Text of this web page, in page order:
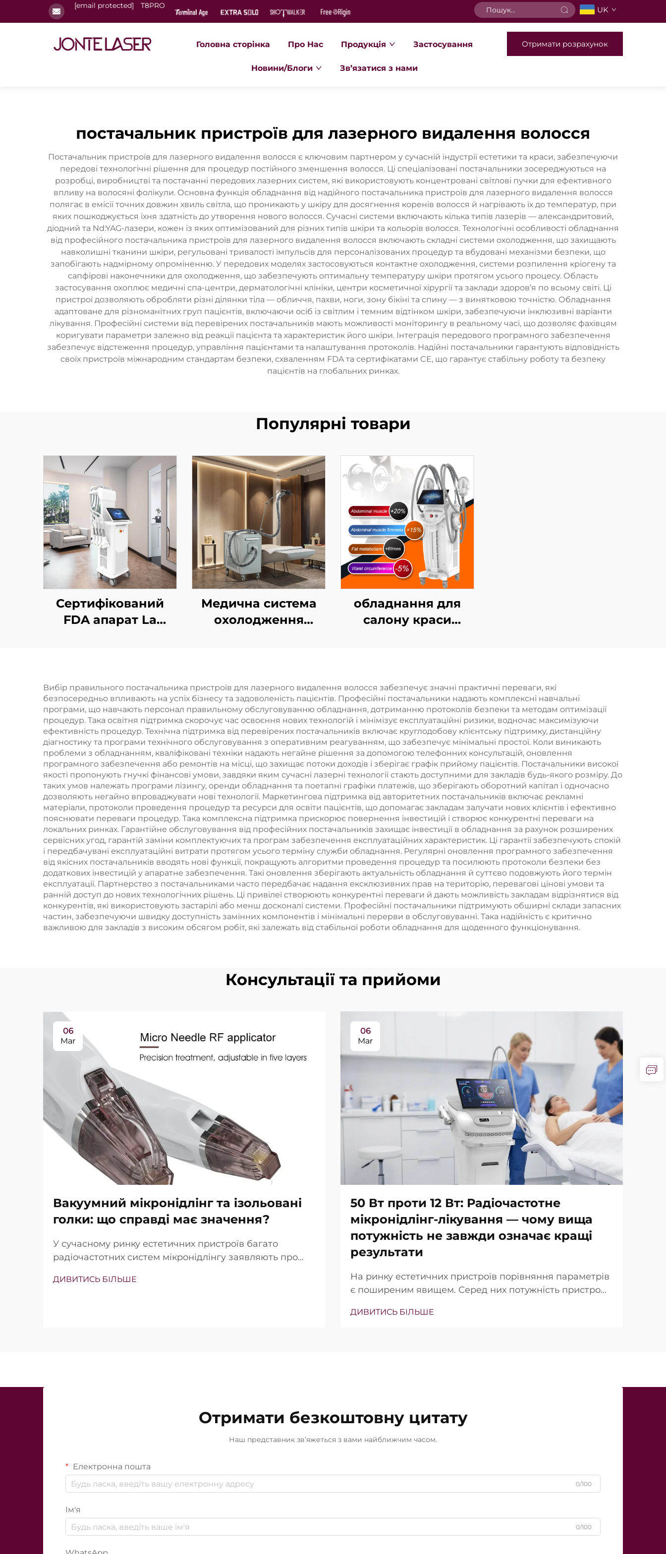
[email protected] T8PRO UK
Головна сторінка Про Нас Продукція Застосування
Новини/Блоги Зв’язатися з нами
Отримати розрахунок
постачальник пристроїв для лазерного видалення волосся
Постачальник пристроїв для лазерного видалення волосся є ключовим партнером у сучасній індустрії естетики та краси, забезпечуючи
передові технологічні рішення для процедур постійного зменшення волосся. Ці спеціалізовані постачальники зосереджуються на
розробці, виробництві та постачанні передових лазерних систем, які використовують концентровані світлові пучки для ефективного
впливу на волосяні фолікули. Основна функція обладнання від надійного постачальника пристроїв для лазерного видалення волосся
полягає в емісії точних довжин хвиль світла, що проникають у шкіру для досягнення коренів волосся й нагрівають їх до температур, при
яких пошкоджується їхня здатність до утворення нового волосся. Сучасні системи включають кілька типів лазерів — александритовий,
діодний та Nd:YAG-лазери, кожен із яких оптимізований для різних типів шкіри та кольорів волосся. Технологічні особливості обладнання
від професійного постачальника пристроїв для лазерного видалення волосся включають складні системи охолодження, що захищають
навколишні тканини шкіри, регульовані тривалості імпульсів для персоналізованих процедур та вбудовані механізми безпеки, що
запобігають надмірному опроміненню. У передових моделях застосовуються контактне охолодження, системи розпилення кріогену та
сапфірові наконечники для охолодження, що забезпечують оптимальну температуру шкіри протягом усього процесу. Область
застосування охоплює медичні спа-центри, дерматологічні клініки, центри косметичної хірургії та заклади здоров’я по всьому світі. Ці
пристрої дозволяють обробляти різні ділянки тіла — обличчя, пахви, ноги, зону бікіні та спину — з винятковою точністю. Обладнання
адаптоване для різноманітних груп пацієнтів, включаючи осіб із світлим і темним відтінком шкіри, забезпечуючи інклюзивні варіанти
лікування. Професійні системи від перевірених постачальників мають можливості моніторингу в реальному часі, що дозволяє фахівцям
коригувати параметри залежно від реакції пацієнта та характеристик його шкіри. Інтеграція передового програмного забезпечення
забезпечує відстеження процедур, управління пацієнтами та налаштування протоколів. Надійні постачальники гарантують відповідність
своїх пристроїв міжнародним стандартам безпеки, схваленням FDA та сертифікатами CE, що гарантує стабільну роботу та безпеку
пацієнтів на глобальних ринках.
Популярні товари
Сертифікований
FDA апарат La
целюліту за
допомогою
діодного лазера
1060 нм,
призначений для
контурної корекції
та схуднення
Медична система
охолодження
та епідермального
захисту,
безперервне
безконтактне
використання в
клініці
обладнання для
салону краси
(EMS), 3 Тесла, 4
ручки
Вибір правильного постачальника пристроїв для лазерного видалення волосся забезпечує значні практичні переваги, які
безпосередньо впливають на успіх бізнесу та задоволеність пацієнтів. Професійні постачальники надають комплексні навчальні
програми, що навчають персонал правильному обслуговуванню обладнання, дотриманню протоколів безпеки та методам оптимізації
процедур. Така освітня підтримка скорочує час освоєння нових технологій і мінімізує експлуатаційні ризики, водночас максимізуючи
ефективність процедур. Технічна підтримка від перевірених постачальників включає круглодобову клієнтську підтримку, дистанційну
діагностику та програми технічного обслуговування з оперативним реагуванням, що забезпечує мінімальні простої. Коли виникають
проблеми з обладнанням, кваліфіковані техніки надають негайне рішення за допомогою телефонних консультацій, оновлення
програмного забезпечення або ремонтів на місці, що захищає потоки доходів і зберігає графік прийому пацієнтів. Постачальники високої
якості пропонують гнучкі фінансові умови, завдяки яким сучасні лазерні технології стають доступними для закладів будь-якого розміру. До
таких умов належать програми лізингу, оренди обладнання та поетапні графіки платежів, що зберігають оборотний капітал і одночасно
дозволяють негайно впроваджувати нові технології. Маркетингова підтримка від авторитетних постачальників включає рекламні
матеріали, протоколи проведення процедур та ресурси для освіти пацієнтів, що допомагає закладам залучати нових клієнтів і ефективно
пояснювати переваги процедур. Така комплексна підтримка прискорює повернення інвестицій і створює конкурентні переваги на
локальних ринках. Гарантійне обслуговування від професійних постачальників захищає інвестиції в обладнання за рахунок розширених
сервісних угод, гарантій заміни комплектуючих та програм забезпечення експлуатаційних характеристик. Ці гарантії забезпечують спокій
і передбачувані експлуатаційні витрати протягом усього терміну служби обладнання. Регулярні оновлення програмного забезпечення
від якісних постачальників вводять нові функції, покращують алгоритми проведення процедур та посилюють протоколи безпеки без
додаткових інвестицій у апаратне забезпечення. Такі оновлення зберігають актуальність обладнання й суттєво подовжують його термін
експлуатації. Партнерство з постачальниками часто передбачає надання ексклюзивних прав на територію, перевагові цінові умови та
ранній доступ до нових технологічних рішень. Ці привілеї створюють конкурентні переваги й дають можливість закладам відрізнятися від
конкурентів, які використовують застарілі або менш досконалі системи. Професійні постачальники підтримують обширні склади запасних
частин, забезпечуючи швидку доступність замінних компонентів і мінімальні перерви в обслуговуванні. Така надійність є критично
важливою для закладів з високим обсягом робіт, які залежать від стабільної роботи обладнання для щоденного функціонування.
Консультації та прийоми
06
Mar
Вакуумний мікронідлінг та ізольовані
голки: що справді має значення?
У сучасному ринку естетичних пристроїв багато
радіочастотних систем мікронідлінгу заявляють про
Проте справжнє питання полягає не просто в тому, чи
ДИВИТИСЬ БІЛЬШЕ
06
Mar
50 Вт проти 12 Вт: Радіочастотне
мікронідлінг-лікування — чому вища
потужність не завжди означає кращі
результати
На ринку естетичних пристроїв порівняння параметрів
є поширеним явищем. Серед них потужність пристрою
продажу. Однак з клінічної точки зору реальність дещо
ДИВИТИСЬ БІЛЬШЕ
Отримати безкоштовну цитату
Наш представник зв’яжеться з вами найближчим часом.
Електронна пошта
0/100
Ім'я
0/100